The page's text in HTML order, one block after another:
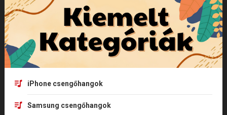
iPhone csengőhangok
Samsung csengőhangok